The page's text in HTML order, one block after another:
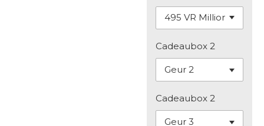
Cadeaubox 2
Cadeaubox 2